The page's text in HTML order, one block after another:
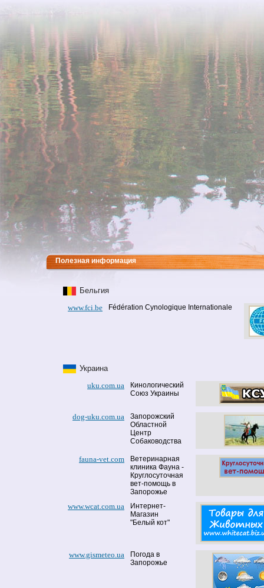
Полезная информация
Бельгия
www.fci.be
Fédération Cynologique Internationale
Украина
uku.com.ua
Кинологический
Союз Украины
dog-uku.com.ua
Запорожский
Областной
Центр
Собаководства
fauna-vet.com
Ветеринарная
клиника Фауна -
Круглосуточная
вет-помощь в
Запорожье
www.wcat.com.ua
Интернет-
Магазин
"Белый кот"
www.gismeteo.ua
Погода в
Запорожье